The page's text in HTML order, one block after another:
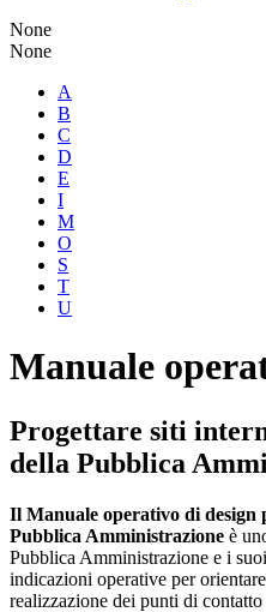
None
None
A
B
C
D
E
I
M
O
S
T
U
Manuale
Progettare siti
della Pubblica
Il Manuale operativo di design
Pubblica Amministrazione è
Pubblica Amministrazione e i
indicazioni operative per
realizzazione dei punti di